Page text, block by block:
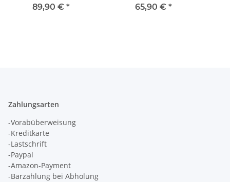
2012, 4-teilig
89,90 € *
2001-2008, Blenden 2-
65,90 € *
Zahlungsarten
-Vorabüberweisung
-Kreditkarte
-Lastschrift
-Paypal
-Amazon-Payment
-Barzahlung bei Abholung